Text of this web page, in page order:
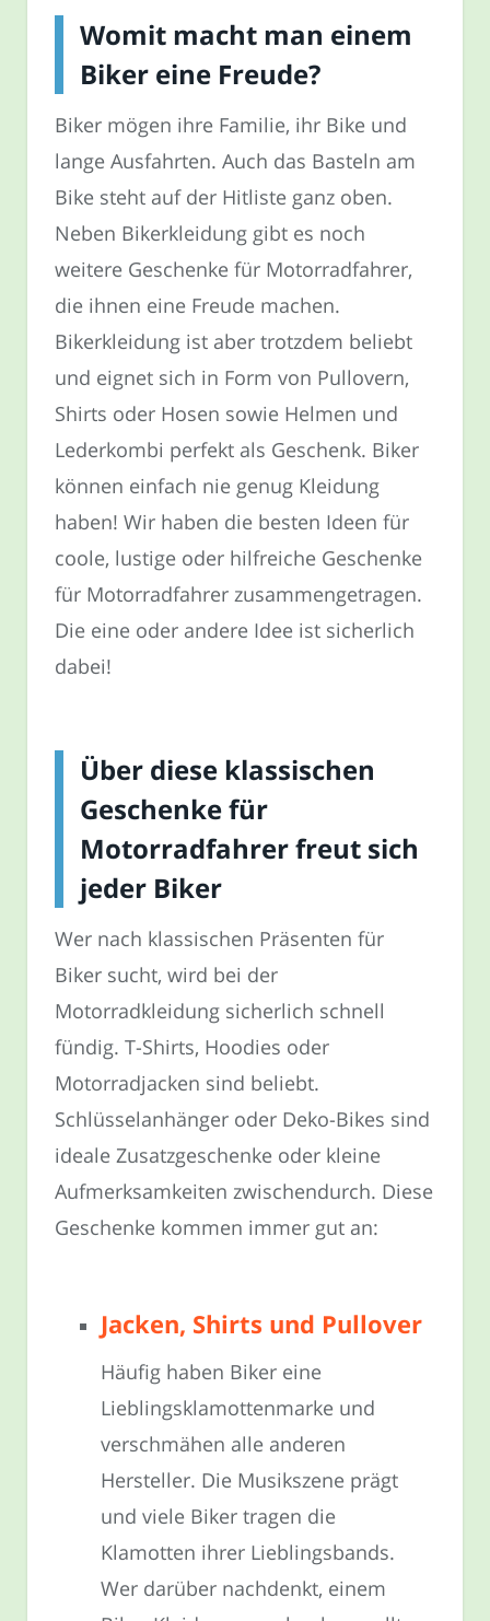
Womit macht man einem
Biker eine Freude?
Biker mögen ihre Familie, ihr Bike und
lange Ausfahrten. Auch das Basteln am
Bike steht auf der Hitliste ganz oben.
Neben Bikerkleidung gibt es noch
weitere Geschenke für Motorradfahrer,
die ihnen eine Freude machen.
Bikerkleidung ist aber trotzdem beliebt
und eignet sich in Form von Pullovern,
Shirts oder Hosen sowie Helmen und
Lederkombi perfekt als Geschenk. Biker
können einfach nie genug Kleidung
haben! Wir haben die besten Ideen für
coole, lustige oder hilfreiche Geschenke
für Motorradfahrer zusammengetragen.
Die eine oder andere Idee ist sicherlich
dabei!
Über diese klassischen
Geschenke für
Motorradfahrer freut sich
jeder Biker
Wer nach klassischen Präsenten für
Biker sucht, wird bei der
Motorradkleidung sicherlich schnell
fündig. T-Shirts, Hoodies oder
Motorradjacken sind beliebt.
Schlüsselanhänger oder Deko-Bikes sind
ideale Zusatzgeschenke oder kleine
Aufmerksamkeiten zwischendurch. Diese
Geschenke kommen immer gut an:
Jacken, Shirts und Pullover
Häufig haben Biker eine
Lieblingsklamottenmarke und
verschmähen alle anderen
Hersteller. Die Musikszene prägt
und viele Biker tragen die
Klamotten ihrer Lieblingsbands.
Wer darüber nachdenkt, einem